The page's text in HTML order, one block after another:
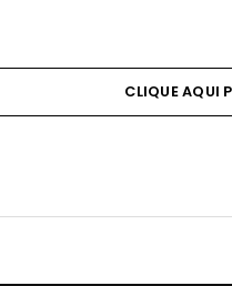
CLIQUE AQUI